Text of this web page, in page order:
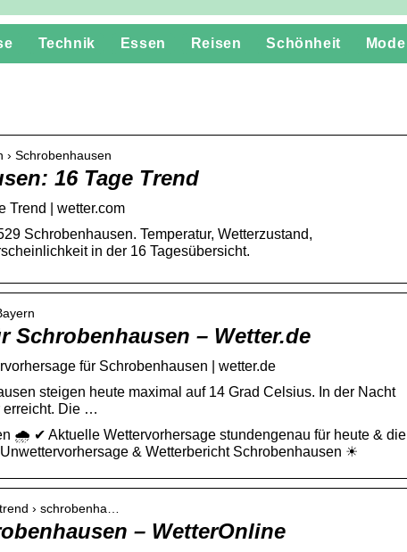
Technik Essen Reisen Schönheit Mode
› Schrobenhausen
16 Tage Trend
Trend | wetter.com
Schrobenhausen. Temperatur, Wetterzustand,
in der 16 Tagesübersicht.
Schrobenhausen – Wetter.de
für Schrobenhausen | wetter.de
steigen heute maximal auf 14 Grad Celsius. In der Nacht
erreicht. Die …
🌧️ ✔ Aktuelle Wettervorhersage stundengenau für heute & die
& Wetterbericht Schrobenhausen ☀
› schrobenha…
– WetterOnline